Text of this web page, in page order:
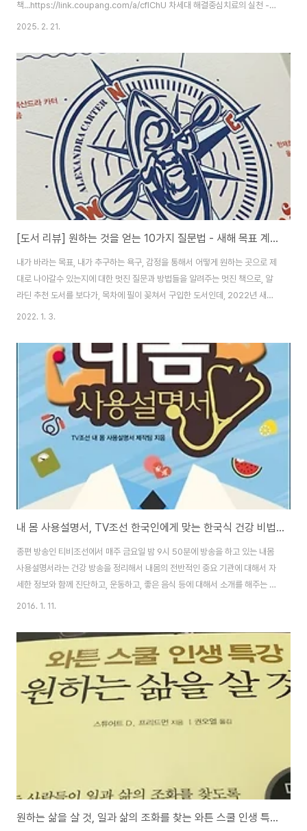
책...https://link.coupang.com/a/cfIChU 차세대 해결중심치료의 실천 -
사회통계 | 쿠팡쿠팡에서 차세대 해결중심치료의 실천 구매하고 더 많은 혜택
습니다.www.coupang.com저자는 성공한 ceo는 단순하게 해결한다라는
책의 저자...더보기해결중심 갤러리 모델(Solution-Focused Gallery
Model)은 해결중심 접근법(Solution-Focused Brief Therapy, SFBT)
을 기반으로 한 시각적이고 상호작용적인 방법론입니다. 이 모델은..
2025. 2. 21.
[도서 리뷰] 원하는 것을 얻는 10가지 질문법 - 새해 목표 계획을 멋지게 만드는 방법
내가 바라는 목표, 내가 추구하는 욕구, 감정을 통해서 어떻게 원하는 곳으로 제
대로 나아갈수 있는지에 대한 멋진 질문과 방법들을 알려주는 멋진 책으로, 알
라딘 추천 도서를 보다가, 목차에 필이 꽂쳐서 구입한 도서인데, 2022년 새해
를 맞이하면서 꽤 괜찮은 책을 만난듯 합니다. 알렉산드라 카터 (지은이),한재
to Negotiate Anything (2020년) 책이 마음에 들어서 저자에 대해서 찾아
봤는데, 국내에 출간된 그녀의 첫번째 책입니다. 처음에 책을 받고, 머리말을 읽
다보니 좋은 질문이 좋은 협상을 만든다, 협상은 타협이 아니다....-_-;; 아~ 속
았다! 싶은 생각에 잠시 쳐박아 두었다가, 생각이..
2022. 1. 3.
내 몸 사용설명서, TV조선 한국인에게 맞는 한국식 건강 비법 도서 서평 리뷰
종편 방송인 티비조선에서 매주 금요일 밤 9시 50분에 방송을 하고 있는 내몸
사용설명서라는 건강 방송을 정리해서 내몸의 전반적인 중요 기관에 대해서 자
세한 정보와 함께 진단하고, 운동하고, 좋은 음식 등에 대해서 소개를 해주는 책
입니다.tv조선 내몸 사용설명서 홈페이지 -
언론 등에서 다양한 건강 정보들이 넘쳐나고 있는데, 다양한 정보속에서 검증
되고, 유익한 정보들을 잘 추려내서 꽤 유용한 정보들을 전달해주고 있는듯 하
더군요.방송중에 전문의료인이 주를 이루지만, 완치자나 확실히 검증되지 않은
듯한 정보도 간간 보이기도 했는데, 책에서는 그러한 부분은 거의 보이지 않고,
전반적으로 체계적인 구성으로 개인적으..
2016. 1. 11.
원하는 삶을 살 것, 일과 삶의 조화를 찾는 와튼 스쿨 인생 특강 도서 리뷰